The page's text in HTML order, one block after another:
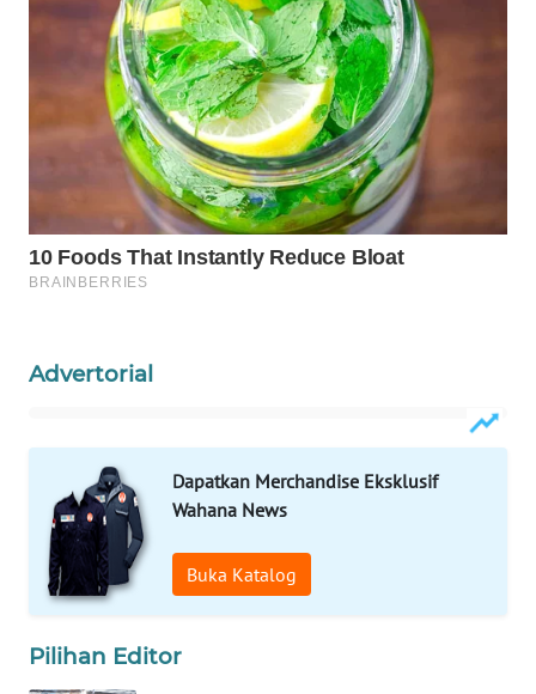
Advertorial
Dapatkan Merchandise Eksklusif
Wahana News
Buka Katalog
Pilihan Editor
WAHANA
NEWS
WAHANA
ADVOKAT
WAHANA
LISTRIK
WAHANA
TRAVEL